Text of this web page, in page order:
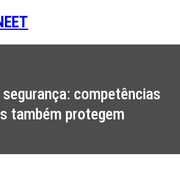
segurança: competências
também protegem